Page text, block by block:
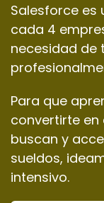
Salesforce es
cada 4
necesidad de
Para que
convertirte en
buscan y
sueldos,
intensivo.